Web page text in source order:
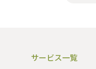
サービス一覧